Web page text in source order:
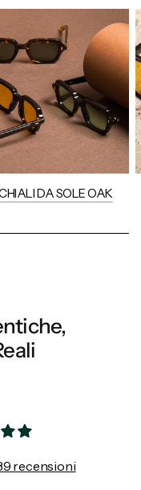
DA SOLE OAK
recensioni